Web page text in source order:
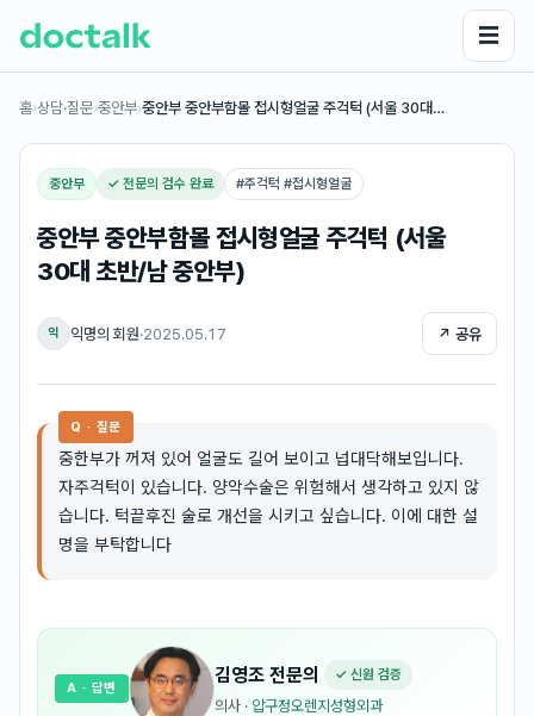
☰
홈›상담·질문›중안부›중안부 중안부함몰 접시형얼굴 주걱턱 (서울 30대…
중안부 ✓ 전문의 검수 완료 #주걱턱 #접시형얼굴
중안부 중안부함몰 접시형얼굴 주걱턱 (서울
30대 초반/남 중안부)
익 익명의 회원·2025.05.17 ↗ 공유
Q · 질문
중한부가 꺼져 있어 얼굴도 길어 보이고 넙대닥해보입니다.
자주걱턱이 있습니다. 양악수술은 위험해서 생각하고 있지 않
습니다. 턱끝후진 술로 개선을 시키고 싶습니다. 이에 대한 설
명을 부탁합니다
김영조 전문의 ✓ 신원 검증
의사 · 압구정오렌지성형외과
A · 답변